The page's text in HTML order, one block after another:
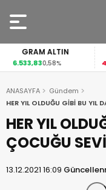
GRAM ALTIN
6.533,830,58%
ANASAYFA
Gündem
HER YIL OLDUĞU GİBİ BU YIL
HER YIL
ÇOCUĞU
13.12.2021 16:09